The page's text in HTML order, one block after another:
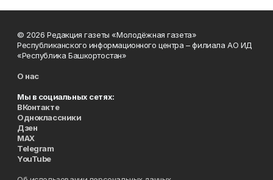
© 2026 Редакция газеты «Молодёжная газета»
Республиканского информационного центра – филиала АО ИД
«Республика Башкортостан»
О нас
Мы в социальных сетях:
ВКонтакте
Одноклассники
Дзен
MAX
Telegram
YouTube